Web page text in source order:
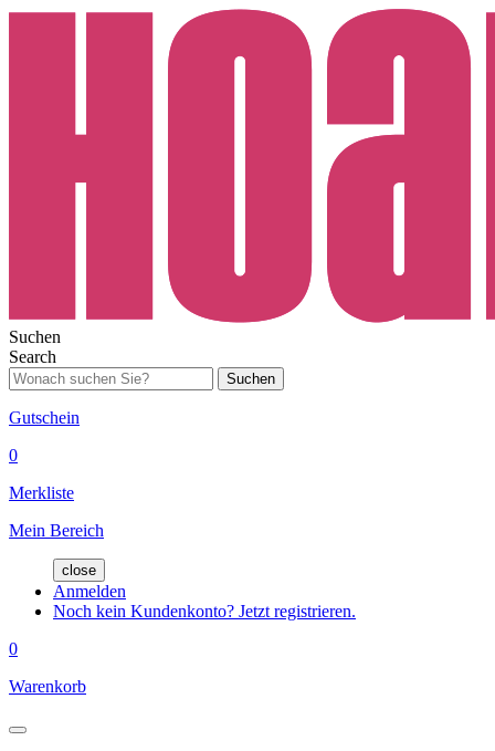
Suchen
Search
Suchen
Gutschein
0
Merkliste
Mein Bereich
close
Anmelden
Noch kein Kundenkonto? Jetzt registrieren.
0
Warenkorb